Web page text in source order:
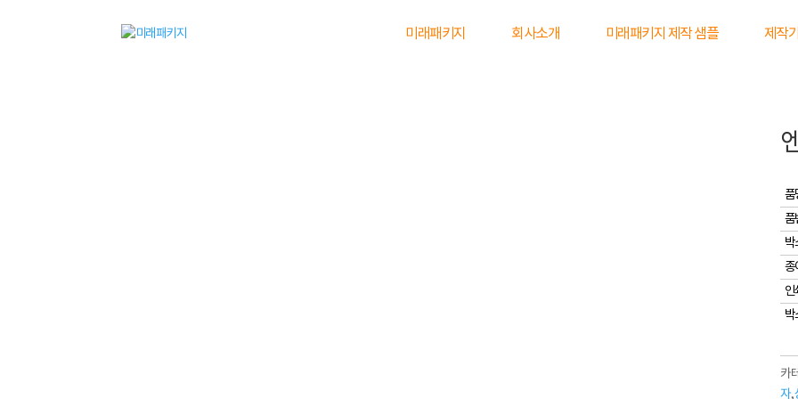
미래패키지 회사소개 미래패키지 제작 샘플 제작
품
품
박
종
인
박
카
자,